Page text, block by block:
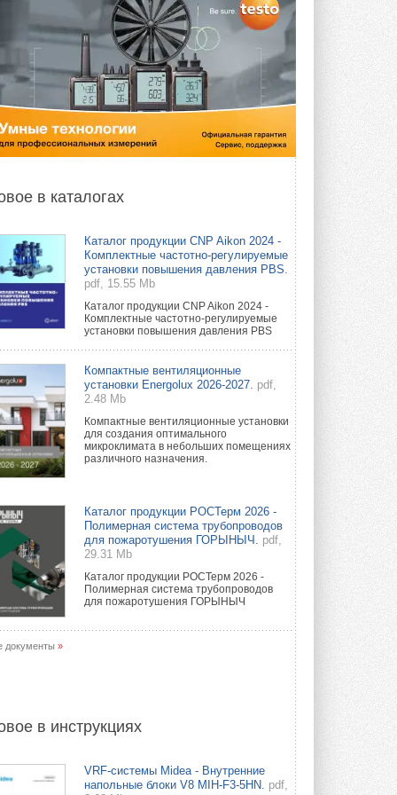
в каталогах
Каталог продукции CNP Aikon 2024 -
Комплектные частотно-регулируемые
установки повышения давления PBS.
pdf, 15.55 Mb
Каталог продукции CNP Aikon 2024 -
Комплектные частотно-регулируемые
установки повышения давления PBS
Компактные вентиляционные
установки Energolux 2026-2027. pdf,
2.48 Mb
Компактные вентиляционные установки
для создания оптимального
микроклимата в небольших помещениях
различного назначения.
Каталог продукции РОСТерм 2026 -
Полимерная система трубопроводов
для пожаротушения ГОРЫНЫЧ.
pdf,
29.31 Mb
Каталог продукции РОСТерм 2026 -
Полимерная система трубопроводов
для пожаротушения ГОРЫНЫЧ
документы »
в инструкциях
VRF-системы Midea - Внутренние
напольные блоки V8 MIH-F3-5HN. pdf,